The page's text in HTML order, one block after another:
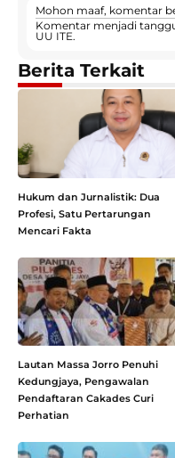
Mohon maaf, komentar
Komentar menjadi
UU ITE.
Berita Terkait
Hukum dan Jurnalistik: Dua
Profesi, Satu Pertarungan
Mencari Fakta
Lautan Massa Jorro Penuhi
Kedungjaya, Pengawalan
Pendaftaran Cakades Curi
Perhatian